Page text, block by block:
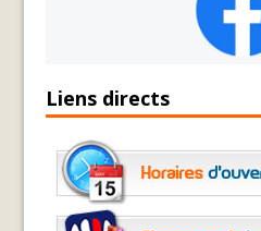
Liens directs